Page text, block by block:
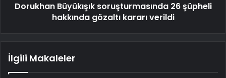
Dorukhan Büyükışık soruşturmasında 26 şüpheli
hakkında gözaltı kararı verildi
İlgili Makaleler